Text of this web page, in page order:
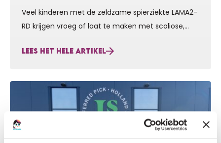
Veel kinderen met de zeldzame spierziekte LAMA2-
RD krijgen vroeg of laat te maken met scoliose,
Haar rug groeide in korte tijd zo scheef dat artsen
nieuws hard binnen. ,,Ik was heel erg verdrietig
maar ook boos,” vertelt ze. ,,Waarom…
LEES HET HELE ARTIKEL